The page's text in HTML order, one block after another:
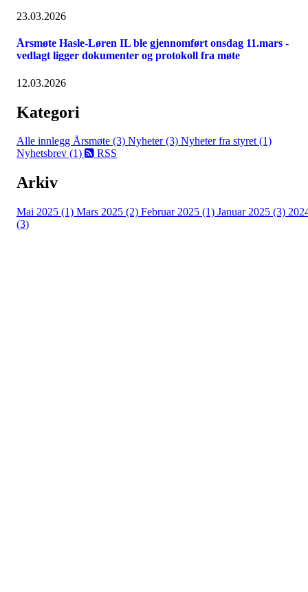
23.03.2026
Årsmøte Hasle-Løren IL ble gjennomført onsdag 11.mars -
vedlagt ligger dokumenter og protokoll fra møte
12.03.2026
Kategori
Alle innlegg Årsmøte (3) Nyheter (3) Nyheter fra styret (1)
Nyhetsbrev (1)
RSS
Arkiv
Mai 2025 (1) Mars 2025 (2) Februar 2025 (1) Januar 2025 (3)
(3)